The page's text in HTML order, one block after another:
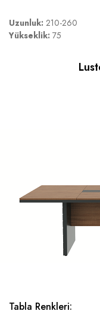
Uzunluk: 210-260
Yükseklik: 75
Tabla Renkleri: